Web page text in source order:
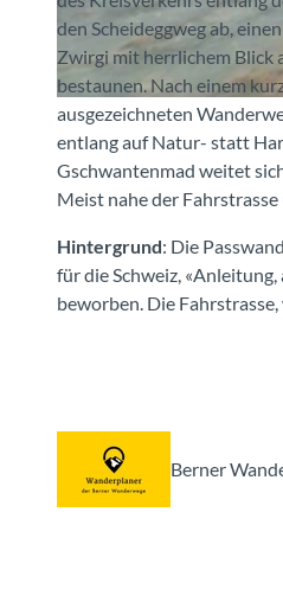
© MAMO Photography, Berner Wanderwege
den Scheideggweg ab,
Zwirgi mit herrlichem Blick
bestaunen. Nach einem
ausgezeichneten
entlang auf Natur- statt
Gschwantenmad weitet
Meist nahe der
Hintergrund: Die
für die Schweiz,
beworben. Die
Berner